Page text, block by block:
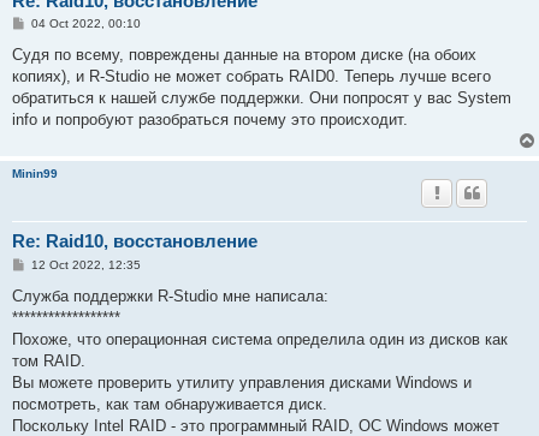
P
s
t
04 Oct 2022, 00:10
Судя по всему, повреждены данные на втором диске (на обоих
копиях), и R-Studio не может собрать RAID0. Теперь лучше всего
обратиться к нашей службе поддержки. Они попросят у вас System
info и попробуют разобраться почему это происходит.
Minin99
Re: Raid10, восстановление
P
s
12 Oct 2022, 12:35
Служба поддержки R-Studio мне написала:
******************
Похоже, что операционная система определила один из дисков как
том RAID.
Вы можете проверить утилиту управления дисками Windows и
посмотреть, как там обнаруживается диск.
Поскольку Intel RAID - это программный RAID, ОС Windows может